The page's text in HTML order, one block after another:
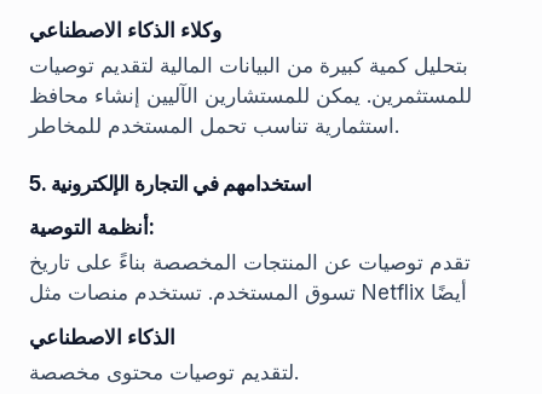
وكلاء الذكاء الاصطناعي
بتحليل كمية كبيرة من البيانات المالية لتقديم توصيات
للمستثمرين. يمكن للمستشارين الآليين إنشاء محافظ
استثمارية تناسب تحمل المستخدم للمخاطر.
5. استخدامهم في التجارة الإلكترونية
أنظمة التوصية:
تقدم توصيات عن المنتجات المخصصة بناءً على تاريخ
تسوق المستخدم. تستخدم منصات مثل Netflix أيضًا
الذكاء الاصطناعي
لتقديم توصيات محتوى مخصصة.